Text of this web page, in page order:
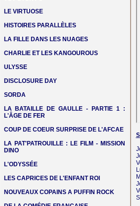
LE VIRTUOSE
HISTOIRES PARALLÈLES
LA FILLE DANS LES NUAGES
CHARLIE ET LES KANGOUROUS
ULYSSE
DISCLOSURE DAY
SORDA
LA BATAILLE DE GAULLE - PARTIE 1 :
L'ÂGE DE FER
COUP DE COEUR SURPRISE DE L'AFCAE
LA PAT'PATROUILLE : LE FILM - MISSION
DINO
L'ODYSSÉE
LES CAPRICES DE L'ENFANT ROI
NOUVEAUX COPAINS A PUFFIN ROCK